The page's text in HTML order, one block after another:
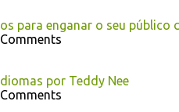
para enganar o seu público
por Teddy Nee